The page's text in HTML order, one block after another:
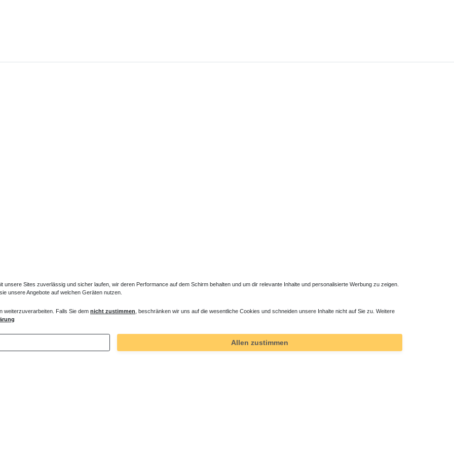
Entlüfter für Heizkörper
*
Verlängertes Ventil für Heizkörper Konvektor
72,32 € *
unsere Sites zuverlässig und sicher laufen, wir deren Performance auf dem Schirm behalten und um dir relevante Inhalte und personalisierte Werbung zu zeigen.
unsere Angebote auf welchen Geräten nutzen.
weiterzuverarbeiten. Falls Sie dem nicht zustimmen , beschränken wir uns auf die wesentliche Cookies und schneiden unsere Inhalte nicht auf Sie zu. Weitere
Allen zustimmen